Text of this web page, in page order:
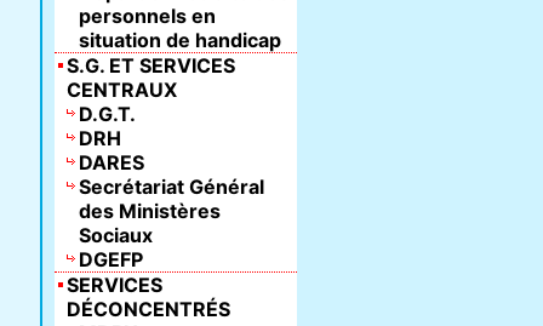
personnels en
situation de handicap
S.G. ET SERVICES
CENTRAUX
D.G.T.
DRH
DARES
Secrétariat Général
des Ministères
Sociaux
DGEFP
SERVICES
DÉCONCENTRÉS